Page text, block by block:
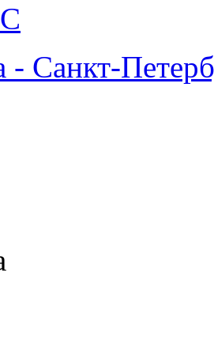
- Санкт-